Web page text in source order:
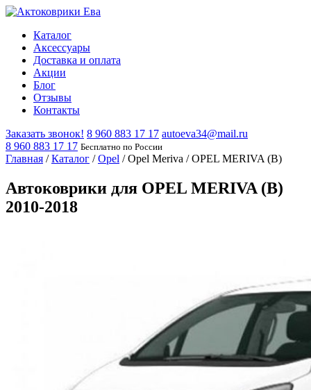
Каталог
Аксессуары
Доставка и оплата
Акции
Блог
Отзывы
Контакты
Заказать звонок! 8 960 883 17 17 autoeva34@mail.ru
8 960 883 17 17 Бесплатно по России
Главная /Каталог /Opel /Opel Meriva /OPEL MERIVA (B)
Автоковрики для OPEL MERIVA (B)
2010-2018